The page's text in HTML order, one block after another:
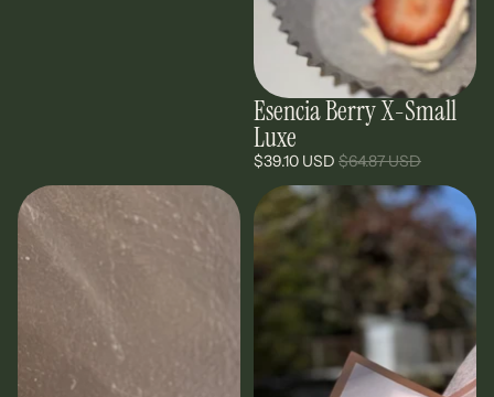
Oferta
Esencia Berry X-Small
Luxe
$39.10 USD $64.87 USD